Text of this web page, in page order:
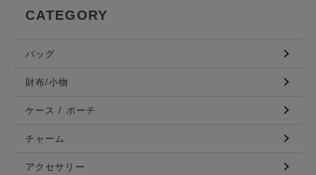
CATEGORY
バッグ
財布/小物
ケース / ポーチ
チャーム
アクセサリー